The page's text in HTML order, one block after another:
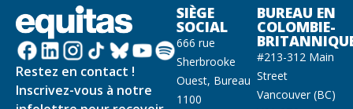
Restez en contact !
Inscrivez-vous à notre
SIÈGE
SOCIAL
666 rue
Sherbrooke
Ouest, Bureau
1100
BUREAU EN
COLOMBIE-
#213-312 Main
Street
Vancouver (BC)